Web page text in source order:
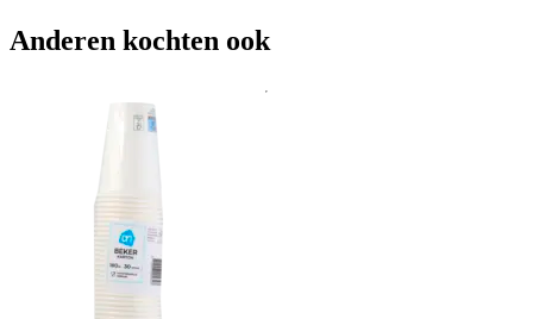
Anderen kochten ook